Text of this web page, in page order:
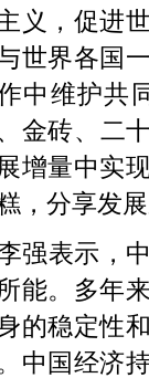
义，促进
世界各国
中维护共
金砖、二
增量中实
，分享发展
强表示，
能。多年
的稳定性
中国经济